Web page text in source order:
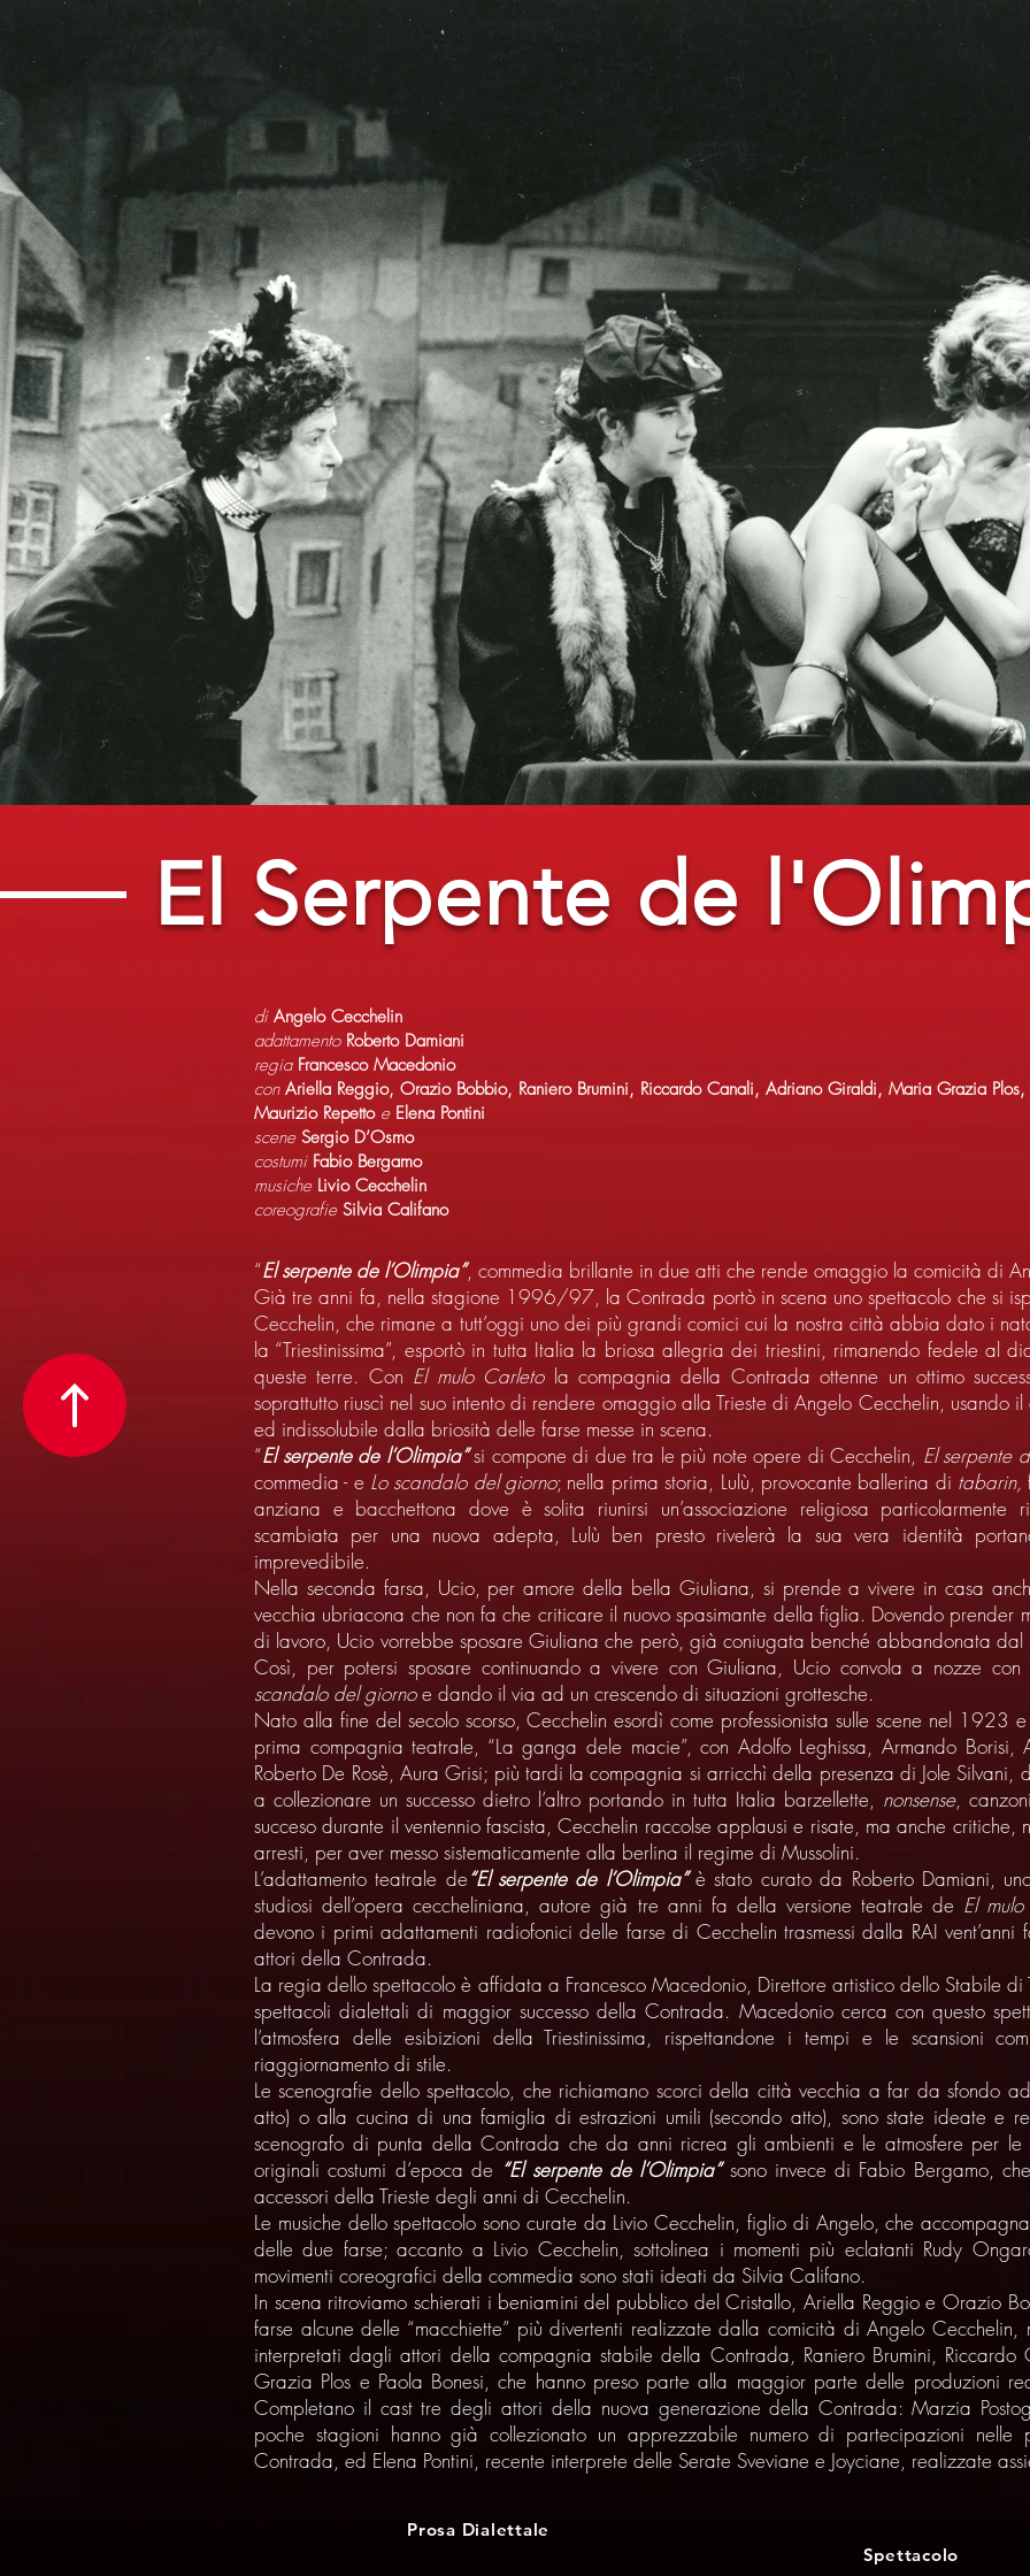
El Serpente de
di Angelo Cecchelin
adattamento Roberto Damiani
regia Francesco Macedonio
con Ariella Reggio, Orazio Bobbio, Raniero Brumini, Riccardo Canali, Adriano Giraldi, Maria Grazia Plos,
Maurizio Repettoe Elena Pontini
scene Sergio D’Osmo
costumi Fabio Bergamo
musiche Livio Cecchelin
coreografie Silvia Califano
“El serpente de l’Olimpia”, commedia brillante in due atti che rende omaggio la comicità di
Già tre anni fa, nella stagione 1996/97, la Contrada portò in scena uno spettacolo che si
Cecchelin, che rimane a tutt’oggi uno dei più grandi comici cui la nostra città abbia dato i
la “Triestinissima”, esportò in tutta Italia la briosa allegria dei triestini, rimanendo fedele al
queste terre. Con El mulo Carletola compagnia della Contrada ottenne un ottimo
soprattutto riuscì nel suo intento di rendere omaggio alla Trieste di Angelo Cecchelin, usando
ed indissolubile dalla briosità delle farse messe in scena.
“El serpente de l’Olimpia”si compone di due tra le più note opere di Cecchelin, El serpente
commedia - e Lo scandalo del giorno; nella prima storia, Lulù, provocante ballerina di tabarin,
anziana e bacchettona dove è solita riunirsi un’associazione religiosa particolarmente
scambiata per una nuova adepta, Lulù ben presto rivelerà la sua vera identità
imprevedibile.
Nella seconda farsa, Ucio, per amore della bella Giuliana, si prende a vivere in casa
vecchia ubriacona che non fa che criticare il nuovo spasimante della figlia. Dovendo prender
di lavoro, Ucio vorrebbe sposare Giuliana che però, già coniugata benché abbandonata dal
Così, per potersi sposare continuando a vivere con Giuliana, Ucio convola a nozze
scandalo del giornoe dando il via ad un crescendo di situazioni grottesche.
Nato alla fine del secolo scorso, Cecchelin esordì come professionista sulle scene nel 1923
prima compagnia teatrale, “La ganga dele macie”, con Adolfo Leghissa, Armando
Roberto De Rosè, Aura Grisi; più tardi la compagnia si arricchì della presenza di Jole Silvani,
a collezionare un successo dietro l’altro portando in tutta Italia barzellette, nonsense,
succeso durante il ventennio fascista, Cecchelin raccolse applausi e risate, ma anche
arresti, per aver messo sistematicamente alla berlina il regime di Mussolini.
L’adattamento teatrale de“El serpente de l’Olimpia”è stato curato da Roberto Damiani,
studiosi dell’opera ceccheliniana, autore già tre anni fa della versione teatrale de El
devono i primi adattamenti radiofonici delle farse di Cecchelin trasmessi dalla RAI
attori della Contrada.
La regia dello spettacolo è affidata a Francesco Macedonio, Direttore artistico dello Stabile di
spettacoli dialettali di maggior successo della Contrada. Macedonio cerca con questo
l’atmosfera delle esibizioni della Triestinissima, rispettandone i tempi e le scansioni
riaggiornamento di stile.
Le scenografie dello spettacolo, che richiamano scorci della città vecchia a far da sfondo
atto) o alla cucina di una famiglia di estrazioni umili (secondo atto), sono state ideate e
scenografo di punta della Contrada che da anni ricrea gli ambienti e le atmosfere per
originali costumi d’epoca de “El serpente de l’Olimpia”sono invece di Fabio Bergamo,
accessori della Trieste degli anni di Cecchelin.
Le musiche dello spettacolo sono curate da Livio Cecchelin, figlio di Angelo, che
delle due farse; accanto a Livio Cecchelin, sottolinea i momenti più eclatanti Rudy
movimenti coreografici della commedia sono stati ideati da Silvia Califano.
In scena ritroviamo schierati i beniamini del pubblico del Cristallo, Ariella Reggio e Orazio
farse alcune delle “macchiette” più divertenti realizzate dalla comicità di Angelo
interpretati dagli attori della compagnia stabile della Contrada, Raniero Brumini,
Grazia Plos e Paola Bonesi, che hanno preso parte alla maggior parte delle produzioni
Completano il cast tre degli attori della nuova generazione della Contrada: Marzia
poche stagioni hanno già collezionato un apprezzabile numero di partecipazioni nelle
Contrada, ed Elena Pontini, recente interprete delle Serate Sveviane e Joyciane, realizzate
Prosa Dialettale
Spettacolo